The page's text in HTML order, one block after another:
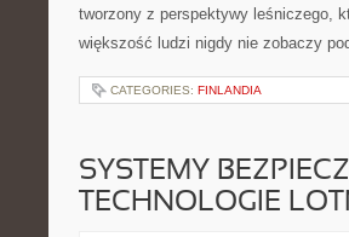
tworzony z perspektywy leśniczego,
większość ludzi nigdy nie zobaczy
CATEGORIES: FINLANDIA
SYSTEMY
TECHNOLOGIE